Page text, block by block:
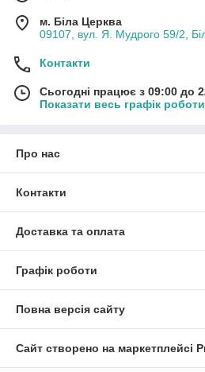
м. Біла Церква
09107, вул. Я. Мудрого 59/2,
Контакти
Сьогодні працює з 09:00 до
Показати весь графік роботи
Про нас
Контакти
Доставка та оплата
Графік роботи
Повна версія сайту
Сайт створено на маркетплейсі